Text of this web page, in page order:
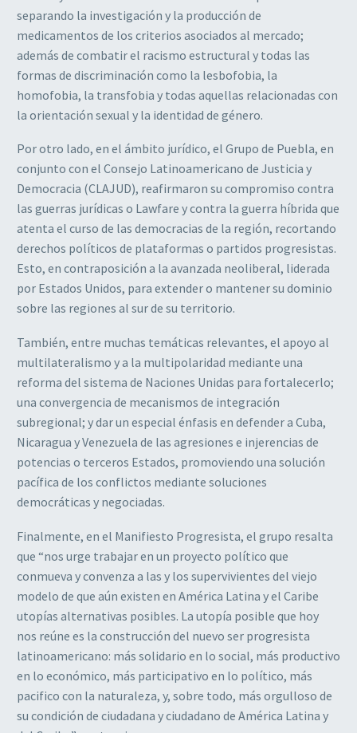
separando la investigación y la producción de
medicamentos de los criterios asociados al mercado;
además de combatir el racismo estructural y todas las
formas de discriminación como la lesbofobia, la
homofobia, la transfobia y todas aquellas relacionadas con
la orientación sexual y la identidad de género.
Por otro lado, en el ámbito jurídico, el Grupo de Puebla, en
conjunto con el Consejo Latinoamericano de Justicia y
Democracia (CLAJUD), reafirmaron su compromiso contra
las guerras jurídicas o Lawfare y contra la guerra híbrida que
atenta el curso de las democracias de la región, recortando
derechos políticos de plataformas o partidos progresistas.
Esto, en contraposición a la avanzada neoliberal, liderada
por Estados Unidos, para extender o mantener su dominio
sobre las regiones al sur de su territorio.
También, entre muchas temáticas relevantes, el apoyo al
multilateralismo y a la multipolaridad mediante una
reforma del sistema de Naciones Unidas para fortalecerlo;
una convergencia de mecanismos de integración
subregional; y dar un especial énfasis en defender a Cuba,
Nicaragua y Venezuela de las agresiones e injerencias de
potencias o terceros Estados, promoviendo una solución
pacífica de los conflictos mediante soluciones
democráticas y negociadas.
Finalmente, en el Manifiesto Progresista, el grupo resalta
que “nos urge trabajar en un proyecto político que
conmueva y convenza a las y los supervivientes del viejo
modelo de que aún existen en América Latina y el Caribe
utopías alternativas posibles. La utopía posible que hoy
nos reúne es la construcción del nuevo ser progresista
latinoamericano: más solidario en lo social, más productivo
en lo económico, más participativo en lo político, más
pacifico con la naturaleza, y, sobre todo, más orgulloso de
su condición de ciudadana y ciudadano de América Latina y